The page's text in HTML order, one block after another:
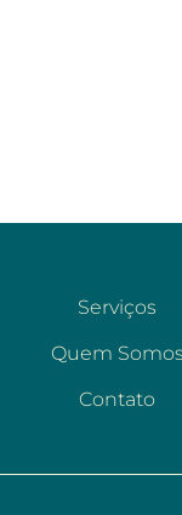
Serviços
Quem Somos
Contato